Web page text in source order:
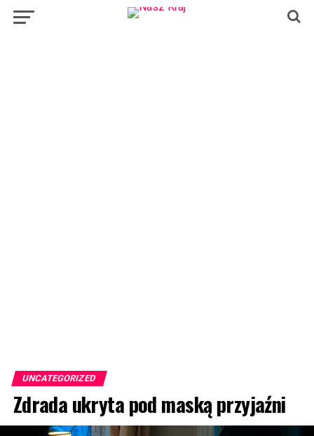
UNCATEGORIZED
Zdrada ukryta pod maską przyjaźni